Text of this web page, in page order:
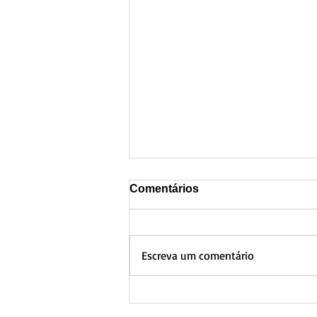
Comentários
Escreva um comentário